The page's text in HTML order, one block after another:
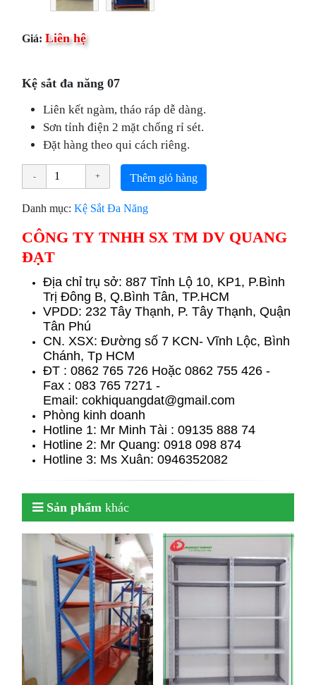
Giá: Liên hệ
​​Kệ sắt đa năng 07
Liên kết ngàm, tháo ráp dễ dàng.
Sơn tỉnh điện 2 mặt chống rỉ sét.
Đặt hàng theo qui cách riêng.
Thêm giỏ hàng
Danh mục:Kệ Sắt Đa Năng
CÔNG TY TNHH SX TM DV QUANG
ĐẠT
Địa chỉ trụ sở: 887 Tỉnh Lộ 10, KP1, P.Bình
Trị Đông B, Q.Bình Tân, TP.HCM
VPDD: 232 Tây Thạnh, P. Tây Thạnh, Quận
Tân Phú
CN. XSX: Đường số 7 KCN- Vĩnh Lộc, Bình
Chánh, Tp HCM
ÐT : 0862 765 726 Hoặc 0862 755 426 -
Fax : 083 765 7271 -
Email: cokhiquangdat@gmail.com
Phòng kinh doanh
Hotline 1: Mr Minh Tài : 09135 888 74
Hotline 2: Mr Quang: 0918 098 874
Hotline 3: Ms Xuân: 0946352082
Sản phẩm khác